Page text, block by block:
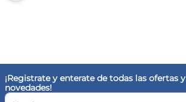
¡Registrate y enterate de todas las ofertas y
novedades!